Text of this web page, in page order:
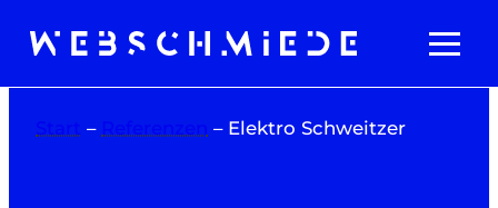
Inhalt
– – Elektro Schweitzer